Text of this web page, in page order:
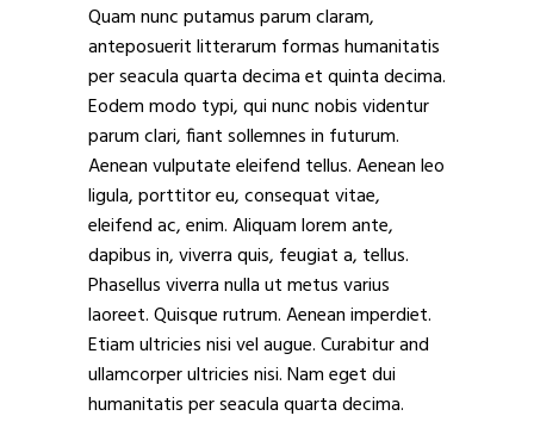
Quam nunc putamus parum claram,
anteposuerit litterarum formas humanitatis
per seacula quarta decima et quinta decima.
Eodem modo typi, qui nunc nobis videntur
parum clari, fiant sollemnes in futurum.
Aenean vulputate eleifend tellus. Aenean leo
ligula, porttitor eu, consequat vitae,
eleifend ac, enim. Aliquam lorem ante,
dapibus in, viverra quis, feugiat a, tellus.
Phasellus viverra nulla ut metus varius
laoreet. Quisque rutrum. Aenean imperdiet.
Etiam ultricies nisi vel augue. Curabitur and
ullamcorper ultricies nisi. Nam eget dui
humanitatis per seacula quarta decima.